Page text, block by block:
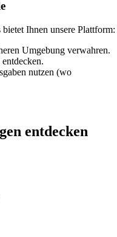
Ihnen unsere Plattform:
Umgebung verwahren.
nutzen (wo
entdecken